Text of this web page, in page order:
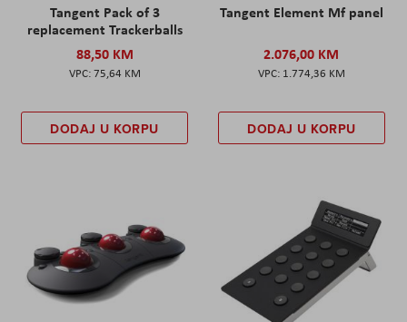
Tangent Pack of 3
replacement Trackerballs
88,50 KM
75,64 KM
DODAJ U KORPU
Tangent Element Mf panel
2.076,00 KM
1.774,36 KM
DODAJ U KORPU